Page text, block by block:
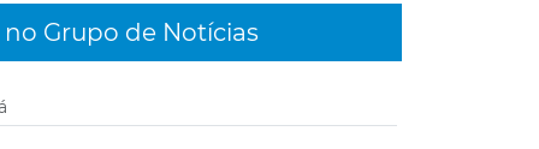
Grupo de Notícias